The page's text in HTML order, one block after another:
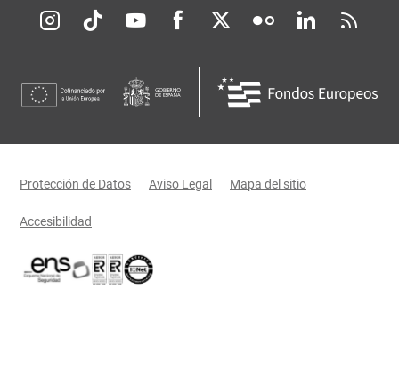
Redes sociales JCCM
Menú legal
Protección de Datos Aviso Legal Mapa del sitio
Accesibilidad